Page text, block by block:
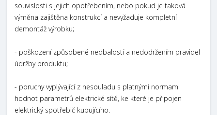
souvislosti s jejich opotřebením, nebo pokud je taková
výměna zajištěna konstrukcí a nevyžaduje kompletní
demontáž výrobku;
- poškození způsobené nedbalostí a nedodržením pravidel
údržby produktu;
- poruchy vyplývající z nesouladu s platnými normami
hodnot parametrů elektrické sítě, ke které je připojen
elektrický spotřebič kupujícího.